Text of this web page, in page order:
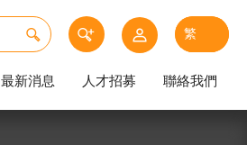
最新消息 人才招募 聯絡我們